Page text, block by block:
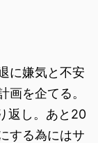
に嫌気と不安
画を企てる。
返し。あと20
する為にはサ